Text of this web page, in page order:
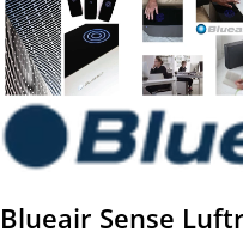
Blueair Sense